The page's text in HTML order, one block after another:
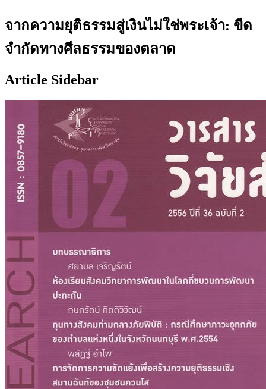
จากความยุติธรรมสู่เงินไม่ใช่พระเจ้า: ขีด
จำกัดทางศีลธรรมของตลาด
Article Sidebar